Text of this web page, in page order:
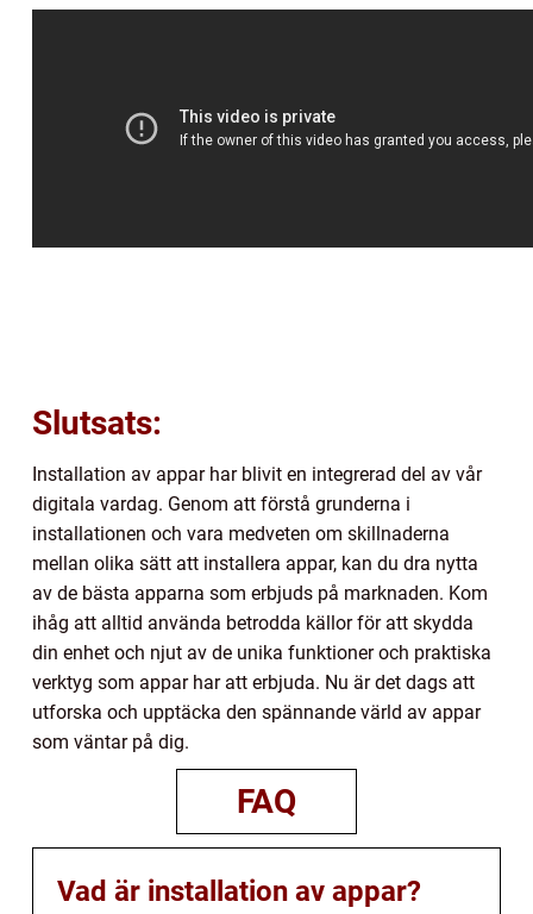
Slutsats:
Installation av appar har blivit en integrerad del av vår
digitala vardag. Genom att förstå grunderna i
installationen och vara medveten om skillnaderna
mellan olika sätt att installera appar, kan du dra nytta
av de bästa apparna som erbjuds på marknaden. Kom
ihåg att alltid använda betrodda källor för att skydda
din enhet och njut av de unika funktioner och praktiska
verktyg som appar har att erbjuda. Nu är det dags att
utforska och upptäcka den spännande värld av appar
som väntar på dig.
FAQ
Vad är installation av appar?